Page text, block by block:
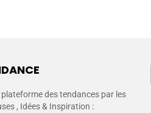
des tendances par les
, Idées & Inspiration :